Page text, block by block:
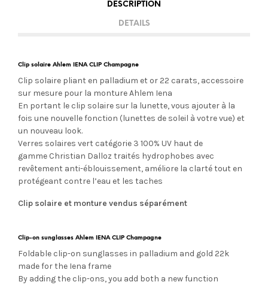
DESCRIPTION
DETAILS
Clip solaire Ahlem IENA CLIP Champagne
Clip solaire pliant en palladium et or 22 carats, accessoire
sur mesure pour la monture Ahlem Iena
En portant le clip solaire sur la lunette, vous ajouter à la
fois une nouvelle fonction (lunettes de soleil à votre vue) et
un nouveau look.
Verres solaires vert catégorie 3 100% UV haut de
gamme Christian Dalloz traités hydrophobes avec
revêtement anti-éblouissement, améliore la clarté tout en
protégeant contre l’eau et les taches
Clip solaire et monture vendus séparément
Clip-on sunglasses Ahlem IENA CLIP Champagne
Foldable clip-on sunglasses in palladium and gold 22k
made for the Iena frame
By adding the clip-ons, you add both a new function